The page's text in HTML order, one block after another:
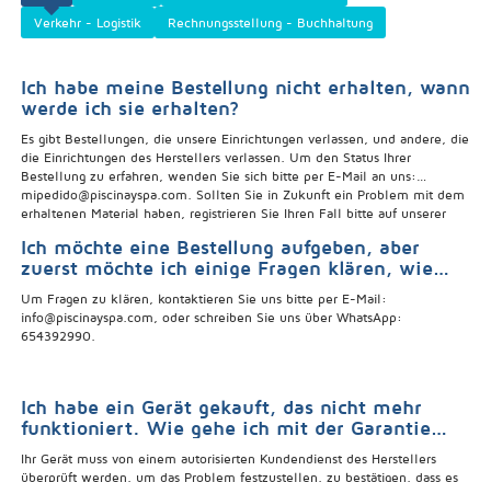
Verkehr - Logistik
Rechnungsstellung - Buchhaltung
Ich habe meine Bestellung nicht erhalten, wann
werde ich sie erhalten?
Es gibt Bestellungen, die unsere Einrichtungen verlassen, und andere, die
die Einrichtungen des Herstellers verlassen. Um den Status Ihrer
Bestellung zu erfahren, wenden Sie sich bitte per E-Mail an uns:
mipedido@piscinayspa.com. Sollten Sie in Zukunft ein Problem mit dem
erhaltenen Material haben, registrieren Sie Ihren Fall bitte auf unserer
Ich möchte eine Bestellung aufgeben, aber
zuerst möchte ich einige Fragen klären, wie
kann ich vorge
Um Fragen zu klären, kontaktieren Sie uns bitte per E-Mail:
info@piscinayspa.com, oder schreiben Sie uns über WhatsApp:
654392990.
Ich habe ein Gerät gekauft, das nicht mehr
funktioniert. Wie gehe ich mit der Garantie
Ihr Gerät muss von einem autorisierten Kundendienst des Herstellers
überprüft werden, um das Problem festzustellen, zu bestätigen, dass es